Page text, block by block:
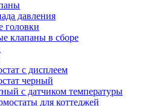
давления
головки
клапаны в сборе
с дисплеем
черный
с датчиком температуры
для коттеджей